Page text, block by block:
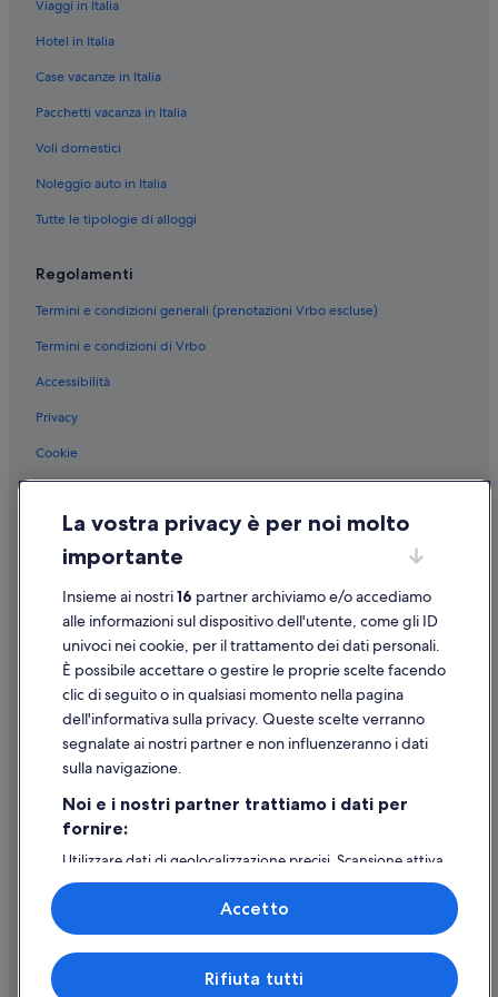
Brera: hotel a 3 stelle
Policlinico di Milano: hotel nelle vicinanze
Centro di Milano: hotel
Battistero di Milano: hotel nelle vicinanze
Museo Poldi Pezzoli: hotel nelle vicinanze
Museo Teatrale alla Scala: hotel nelle vicinanze
Galleria Vittorio Emanuele II: hotel nelle vicinanze
La Rinascente: hotel nelle vicinanze
Viaggi in Italia
Hotel in Italia
Case vacanze in Italia
Pacchetti vacanza in Italia
Voli domestici
Noleggio auto in Italia
Tutte le tipologie di alloggi
Regolamenti
Termini e condizioni generali (prenotazioni Vrbo escluse)
Termini e condizioni di Vrbo
Accessibilità
Privacy
Cookie
Informazioni legali/Contatti
Linee guida sui contenuti e segnalazione dei contenuti
Supporto
Assistenza clienti
Contattaci
Come cancellare un volo
Come modificare la prenotazione di un hotel o una casa vacanze
Utilizzare un coupon Expedia
Documenti per i viaggi internazionali
© 2026 Expedia, Inc., una società di Expedia Group. Tutti i diritti riservati.
La vostra privacy è per noi molto
importante
Insieme ai nostri16 partner archiviamo e/o accediamo
alle informazioni sul dispositivo dell'utente, come gli ID
univoci nei cookie, per il trattamento dei dati personali.
È possibile accettare o gestire le proprie scelte facendo
clic di seguito o in qualsiasi momento nella pagina
dell'informativa sulla privacy. Queste scelte verranno
segnalate ai nostri partner e non influenzeranno i dati
sulla navigazione.
Noi e i nostri partner trattiamo i dati per
fornire:
Utilizzare dati di geolocalizzazione precisi. Scansione attiva
delle caratteristiche del dispositivo ai fini
dell’identificazione. Archiviare informazioni su dispositivo
e/o accedervi. Pubblicità e contenuti personalizzati,
misurazione delle prestazioni dei contenuti e degli
annunci, ricerche sul pubblico, sviluppo di servizi.
Elenco dei partner (fornitori)
Rifiuta tutti
Accetto